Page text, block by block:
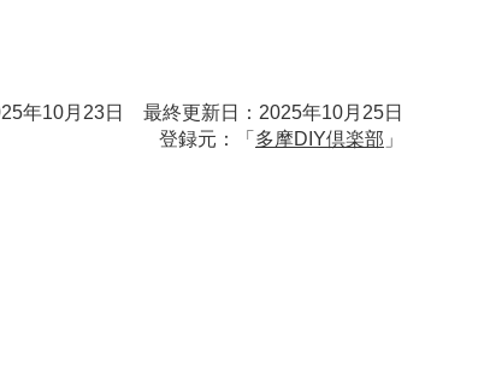
年10月23日 最終更新日：2025年10月25日
登録元：「 多摩DIY倶楽部 」